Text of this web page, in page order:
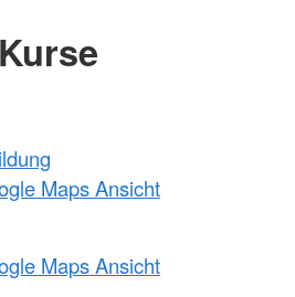
Kurse
Maps Ansicht
Maps Ansicht